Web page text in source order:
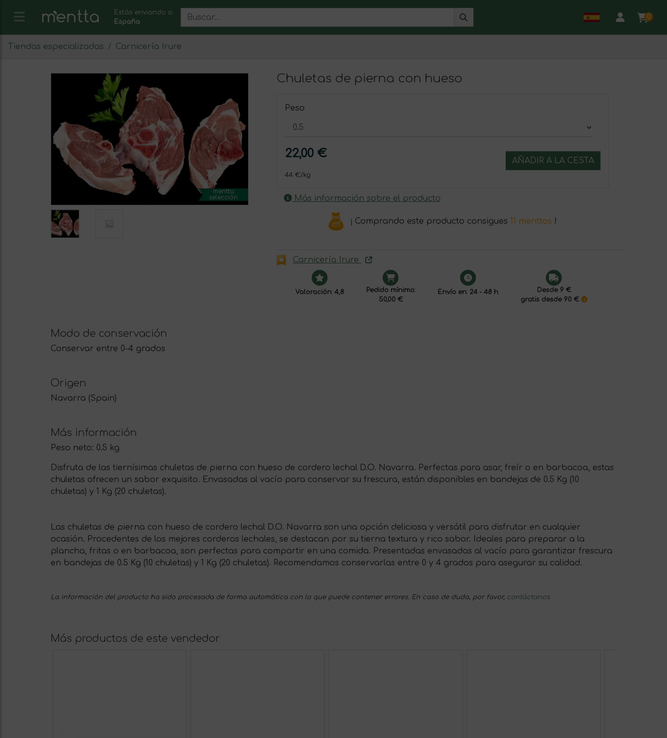
Estás enviando a:
España
0
Tiendas especializadas Carnicería Irure
mentta
selección
Chuletas de pierna con hueso
Peso
22,00 €
44 €/kg
AÑADIR A LA CESTA
Más información sobre el producto
¡ Comprando este producto consigues 11 menttos !
Carnicería Irure
Valoración: 4,8
Pedido mínimo:
50,00 €
Envío en: 24 - 48 h
Desde 9 €
gratis desde 90 €
Modo de conservación
Conservar entre 0-4 grados
Origen
Navarra (Spain)
Más información
Peso neto: 0.5 kg
Disfruta de las tiernísimas chuletas de pierna con hueso de cordero lechal D.O. Navarra. Perfectas para asar, freír o en barbacoa, estas
chuletas ofrecen un sabor exquisito. Envasadas al vacío para conservar su frescura, están disponibles en bandejas de 0.5 Kg (10
chuletas) y 1 Kg (20 chuletas).
Las chuletas de pierna con hueso de cordero lechal D.O. Navarra son una opción deliciosa y versátil para disfrutar en cualquier
ocasión. Procedentes de los mejores corderos lechales, se destacan por su tierna textura y rico sabor. Ideales para preparar a la
plancha, fritas o en barbacoa, son perfectas para compartir en una comida. Presentadas envasadas al vacío para garantizar frescura
en bandejas de 0.5 Kg (10 chuletas) y 1 Kg (20 chuletas). Recomendamos conservarlas entre 0 y 4 grados para asegurar su calidad.
La información del producto ha sido procesada de forma automática con lo que puede contener errores. En caso de duda, por favor, contáctanos
Más productos de este vendedor